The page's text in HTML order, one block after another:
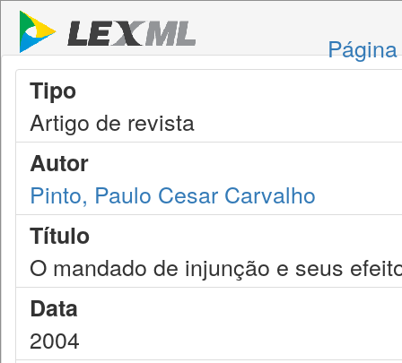
Tipo
Artigo de revista
Autor
Pinto, Paulo Cesar Carvalho
Título
O mandado de injunção e seus
Data
2004